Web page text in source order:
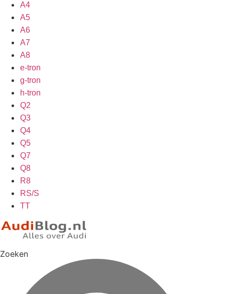
A4
A5
A6
A7
A8
e-tron
g-tron
h-tron
Q2
Q3
Q4
Q5
Q7
Q8
R8
RS/S
TT
Zoeken